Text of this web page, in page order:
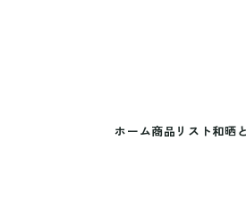
ホーム商品リスト 和晒